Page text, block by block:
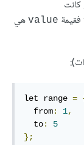
فقيمة value هي
let range =
  from
: 1,
  to
:
5
};